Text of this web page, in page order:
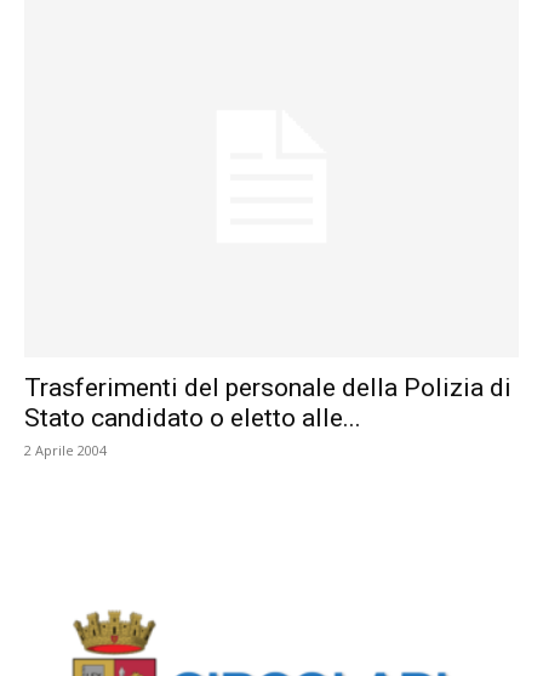
Trasferimenti del personale della Polizia di
Stato candidato o eletto alle...
2 Aprile 2004